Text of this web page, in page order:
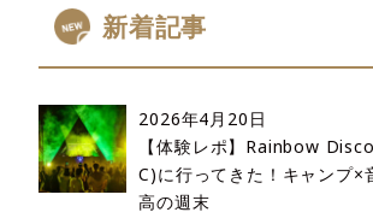
新着記事
2026年4月20日
【体験レポ】Rainbow
C)に行ってきた！キャンプ×
高の週末